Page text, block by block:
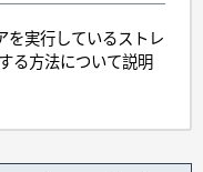
を実行しているストレ
る方法について説明